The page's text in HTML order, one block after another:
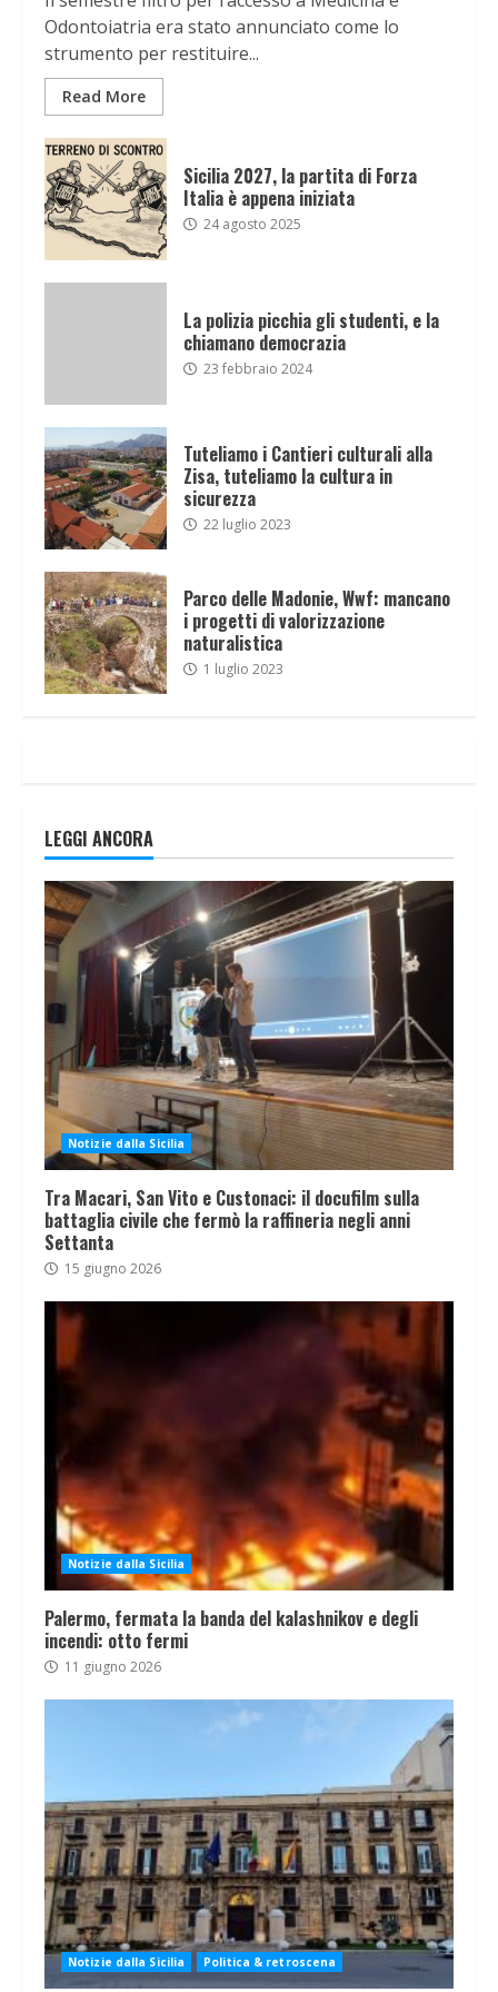
Odontoiatria era stato annunciato come lo
strumento per restituire...
Read More
Sicilia 2027, la partita di Forza
Italia è appena iniziata
24 agosto 2025
La polizia picchia gli studenti, e la
chiamano democrazia
23 febbraio 2024
Tuteliamo i Cantieri culturali alla
Zisa, tuteliamo la cultura in
sicurezza
22 luglio 2023
Parco delle Madonie, Wwf: mancano
i progetti di valorizzazione
naturalistica
1 luglio 2023
LEGGI ANCORA
Notizie dalla Sicilia
Tra Macari, San Vito e Custonaci: il docufilm sulla
battaglia civile che fermò la raffineria negli anni
Settanta
15 giugno 2026
Notizie dalla Sicilia
Palermo, fermata la banda del kalashnikov e degli
incendi: otto fermi
11 giugno 2026
Notizie dalla Sicilia Politica & retroscena